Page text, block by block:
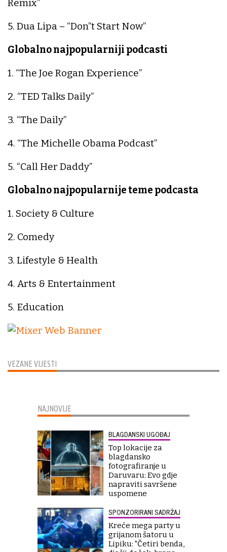
VEZANE VIJESTI
Remix”
5. Dua Lipa – “Don”t Start Now”
Globalno najpopularniji podcasti
1. “The Joe Rogan Experience”
2. “TED Talks Daily”
3. “The Daily”
4. “The Michelle Obama Podcast”
5. “Call Her Daddy”
Globalno najpopularnije teme podcasta
1. Society & Culture
2. Comedy
3. Lifestyle & Health
4. Arts & Entertainment
5. Education
NAJNOVIJE
BLAGDANSKI UGOĐAJ
Top lokacije za
blagdansko
fotografiranje u
Daruvaru: Evo gdje
napraviti savršene
uspomene
SPONZORIRANI SADRŽAJ
Kreće mega party u
grijanom šatoru u
Lipiku: "Četiri benda,